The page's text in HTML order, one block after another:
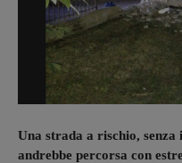
Una strada a rischio, senza
andrebbe percorsa con